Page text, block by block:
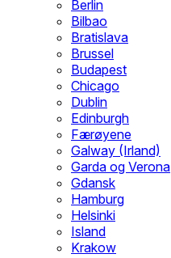
Berlin
Bilbao
Bratislava
Brussel
Budapest
Chicago
Dublin
Edinburgh
Færøyene
Galway (Irland)
Garda og Verona
Gdansk
Hamburg
Helsinki
Island
Krakow